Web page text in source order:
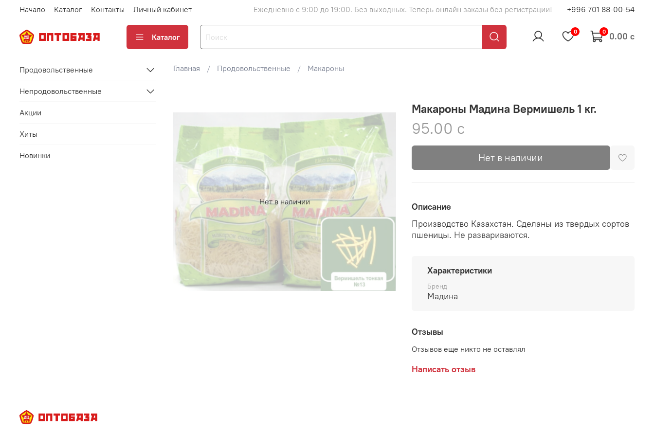
Начало Каталог Контакты Личный кабинет Ежедневно с 9:00 до 19:00. Без выходных. Теперь онлайн заказы без регистрации! +996 701 88-00-54
Каталог
0 0 0.00 с
Главная Продовольственные Макароны
Нет в наличии
Макароны Мадина Вермишель 1 кг.
95.00 с
Нет в наличии
Описание
Производство Казахстан. Сделаны из твердых сортов
пшеницы. Не развариваются.
Характеристики
Бренд
Мадина
Отзывы
Отзывов еще никто не оставлял
Написать отзыв
Продовольственные
Непродовольственные
Акции
Хиты
Новинки